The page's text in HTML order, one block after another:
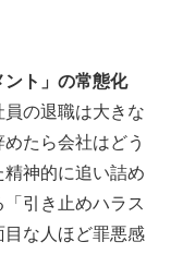
ト」の常態化
員の退職は大きな
たら会社はどう
神的に追い詰め
引き止めハラス
目な人ほど罪悪感